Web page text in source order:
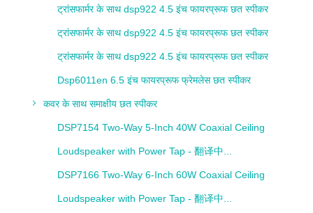
ट्रांसफार्मर के साथ dsp922 4.5 इंच फायरप्रूफ छत स्पीकर
ट्रांसफार्मर के साथ dsp922 4.5 इंच फायरप्रूफ छत स्पीकर
ट्रांसफार्मर के साथ dsp922 4.5 इंच फायरप्रूफ छत स्पीकर
Dsp6011en 6.5 इंच फायरप्रूफ फ्रेमलेस छत स्पीकर
कवर के साथ समाक्षीय छत स्पीकर
DSP7154 Two-Way 5-Inch 40W Coaxial Ceiling
Loudspeaker with Power Tap - 翻译中...
DSP7166 Two-Way 6-Inch 60W Coaxial Ceiling
Loudspeaker with Power Tap - 翻译中...